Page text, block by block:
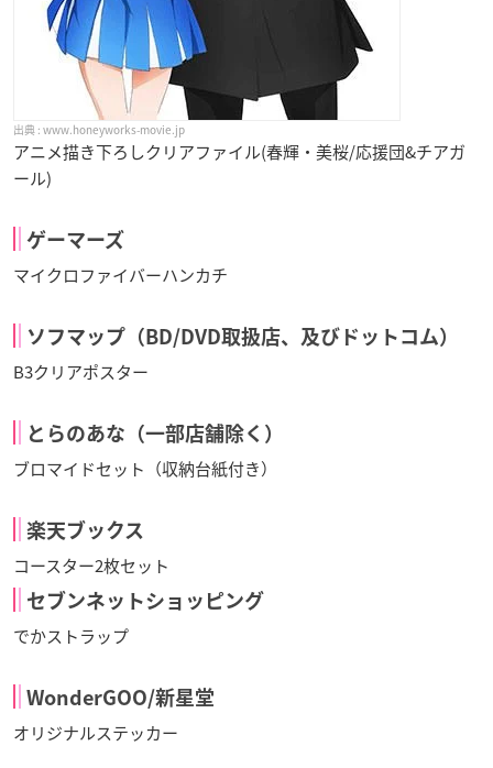
www.honeyworks-movie.jp
アニメ描き下ろしクリアファイル(春輝・美桜/応援団&チアガ
ール)
ゲーマーズ
マイクロファイバーハンカチ
ソフマップ（BD/DVD取扱店、及びドットコム）
B3クリアポスター
とらのあな（一部店舗除く）
ブロマイドセット（収納台紙付き）
楽天ブックス
コースター2枚セット
セブンネットショッピング
でかストラップ
WonderGOO/新星堂
オリジナルステッカー